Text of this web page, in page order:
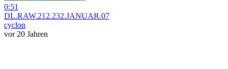
0:51
DL.RAW.212.232.JANUAR.07
cyclon
vor 20 Jahren